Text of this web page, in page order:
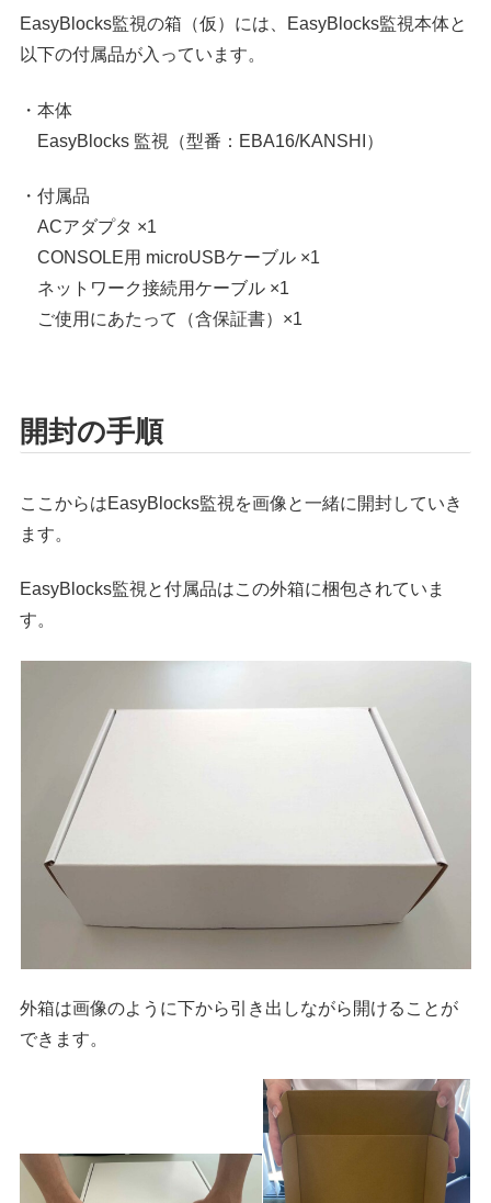
EasyBlocks監視の箱（仮）には、EasyBlocks監視本体と
以下の付属品が入っています。
・本体
EasyBlocks 監視（型番：EBA16/KANSHI）
・付属品
ACアダプタ ×1
CONSOLE用 microUSBケーブル ×1
ネットワーク接続用ケーブル ×1
ご使用にあたって（含保証書）×1
開封の手順
ここからはEasyBlocks監視を画像と一緒に開封していき
ます。
EasyBlocks監視と付属品はこの外箱に梱包されていま
す。
外箱は画像のように下から引き出しながら開けることが
できます。